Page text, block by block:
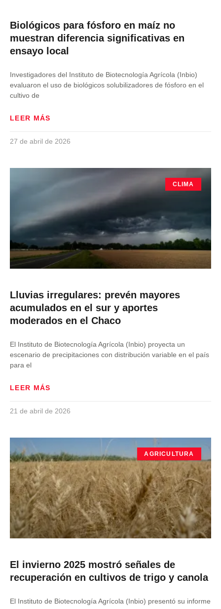
Biológicos para fósforo en maíz no
muestran diferencia significativas en
ensayo local
Investigadores del Instituto de Biotecnología Agrícola (Inbio)
evaluaron el uso de biológicos solubilizadores de fósforo en el
cultivo de
LEER MÁS
27 de abril de 2026
CLIMA
Lluvias irregulares: prevén mayores
acumulados en el sur y aportes
moderados en el Chaco
El Instituto de Biotecnología Agrícola (Inbio) proyecta un
escenario de precipitaciones con distribución variable en el país
para el
LEER MÁS
21 de abril de 2026
AGRICULTURA
El invierno 2025 mostró señales de
recuperación en cultivos de trigo y canola
El Instituto de Biotecnología Agrícola (Inbio) presentó su informe